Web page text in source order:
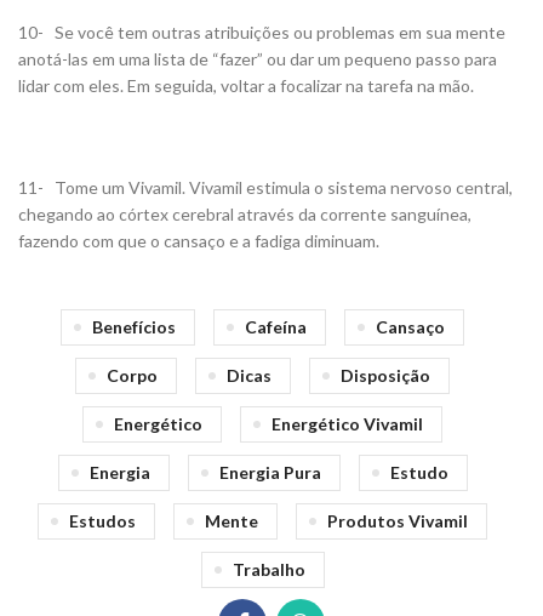
10- Se você tem outras atribuições ou problemas em sua mente
anotá-las em uma lista de “fazer” ou dar um pequeno passo para
lidar com eles. Em seguida, voltar a focalizar na tarefa na mão.
11- Tome um Vivamil. Vivamil estimula o sistema nervoso central,
chegando ao córtex cerebral através da corrente sanguínea,
fazendo com que o cansaço e a fadiga diminuam.
Benefícios Cafeína Cansaço
Corpo Dicas Disposição
Energético Energético Vivamil
Energia Energia Pura Estudo
Estudos Mente Produtos Vivamil
Trabalho